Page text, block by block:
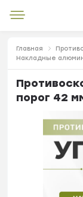
Главная
Накладные
порог 42